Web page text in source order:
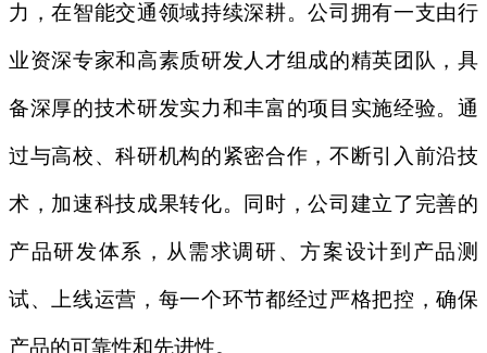
力，在智能交通领域持续深耕。公司拥有一支由行
业资深专家和高素质研发人才组成的精英团队，具
备深厚的技术研发实力和丰富的项目实施经验。通
过与高校、科研机构的紧密合作，不断引入前沿技
术，加速科技成果转化。同时，公司建立了完善的
产品研发体系，从需求调研、方案设计到产品测
试、上线运营，每一个环节都经过严格把控，确保
产品的可靠性和先进性。